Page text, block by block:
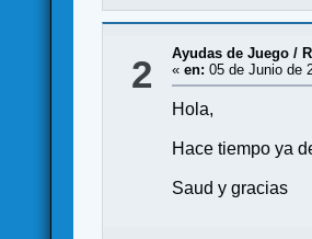
2 Ayudas de Juego /
«en: 05 de Junio de
Hola,
Hace tiempo ya
Saud y gracias